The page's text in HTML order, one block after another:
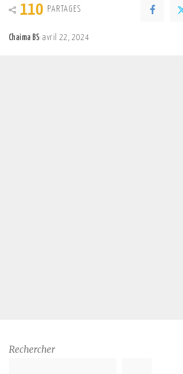
110 PARTAGES
Chaima BS avril 22, 2024
Rechercher